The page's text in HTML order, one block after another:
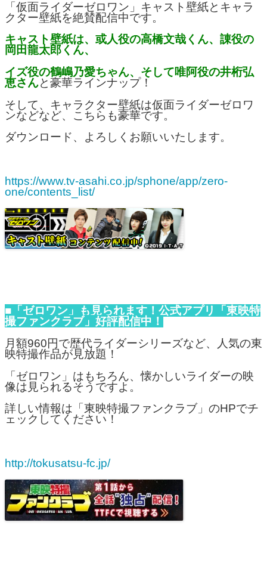
「仮面ライダーゼロワン」キャスト壁紙とキャラ
クター壁紙を絶賛配信中です。
キャスト壁紙は、或人役の高橋文哉くん、諌役の
岡田龍太郎くん、
イズ役の鶴嶋乃愛ちゃん、そして唯阿役の井桁弘
恵さんと豪華ラインナップ！
そして、キャラクター壁紙は仮面ライダーゼロワ
ンなどなど、こちらも豪華です。
ダウンロード、よろしくお願いいたします。
https://www.tv-asahi.co.jp/sphone/app/zero-
one/contents_list/
■「ゼロワン」も見られます！公式アプリ「東映特
撮ファンクラブ」好評配信中！
月額960円で歴代ライダーシリーズなど、人気の東
映特撮作品が見放題！
「ゼロワン」はもちろん、懐かしいライダーの映
像は見られるそうですよ。
詳しい情報は「東映特撮ファンクラブ」のHPでチ
ェックしてください！
http://tokusatsu-fc.jp/